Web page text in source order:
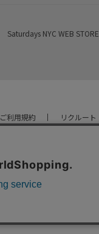
Saturdays NYC WEB STORE
ご利用規約 リクルート